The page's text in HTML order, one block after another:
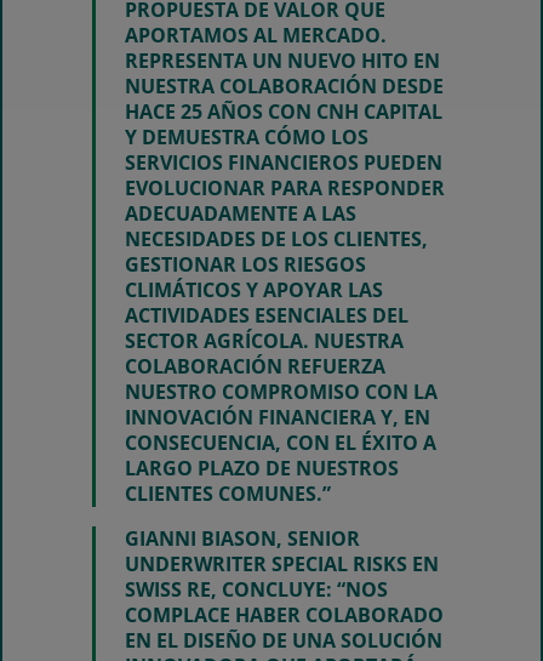
PROPUESTA DE VALOR QUE
APORTAMOS AL MERCADO.
REPRESENTA UN NUEVO HITO EN
NUESTRA COLABORACIÓN DESDE
HACE 25 AÑOS CON CNH CAPITAL
Y DEMUESTRA CÓMO LOS
SERVICIOS FINANCIEROS PUEDEN
EVOLUCIONAR PARA RESPONDER
ADECUADAMENTE A LAS
NECESIDADES DE LOS CLIENTES,
GESTIONAR LOS RIESGOS
CLIMÁTICOS Y APOYAR LAS
ACTIVIDADES ESENCIALES DEL
SECTOR AGRÍCOLA. NUESTRA
COLABORACIÓN REFUERZA
NUESTRO COMPROMISO CON LA
INNOVACIÓN FINANCIERA Y, EN
CONSECUENCIA, CON EL ÉXITO A
LARGO PLAZO DE NUESTROS
CLIENTES COMUNES.”
GIANNI BIASON, SENIOR
UNDERWRITER SPECIAL RISKS EN
SWISS RE, CONCLUYE: “NOS
COMPLACE HABER COLABORADO
EN EL DISEÑO DE UNA SOLUCIÓN